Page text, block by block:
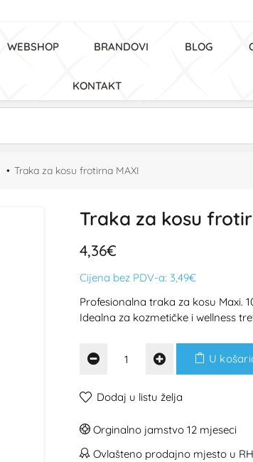
WEBSHOP BRANDOVI BLOG
KONTAKT
Traka za kosu frotirna MAXI
Traka za kosu
4,36€
Cijena bez PDV-a: 3,49€
Profesionalna traka za kosu Maxi.
Idealna za kozmetičke i wellness
U
Dodaj u listu želja
Orginalno jamstvo 12 mjeseci
Ovlašteno prodajno mjesto u RH